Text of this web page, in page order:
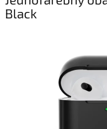
Black